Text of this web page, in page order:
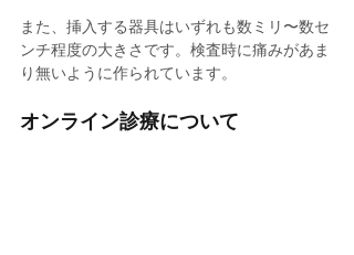
また、挿入する器具はいずれも数ミリ〜数セ
ンチ程度の大きさです。検査時に痛みがあま
り無いように作られています。
オンライン診療について